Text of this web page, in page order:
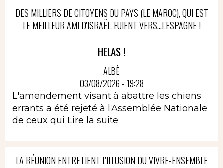
DES MILLIERS DE CITOYENS DU PAYS (LE MAROC), QUI EST
LE MEILLEUR AMI D'ISRAËL, FUIENT VERS...L'ESPAGNE !
HELAS !
ALBÈ
03/08/2026 - 19:28
L'amendement visant à abattre les chiens
errants a été rejeté à l'Assemblée Nationale
de ceux qui Lire la suite
LA RÉUNION ENTRETIENT L'ILLUSION DU VIVRE-ENSEMBLE